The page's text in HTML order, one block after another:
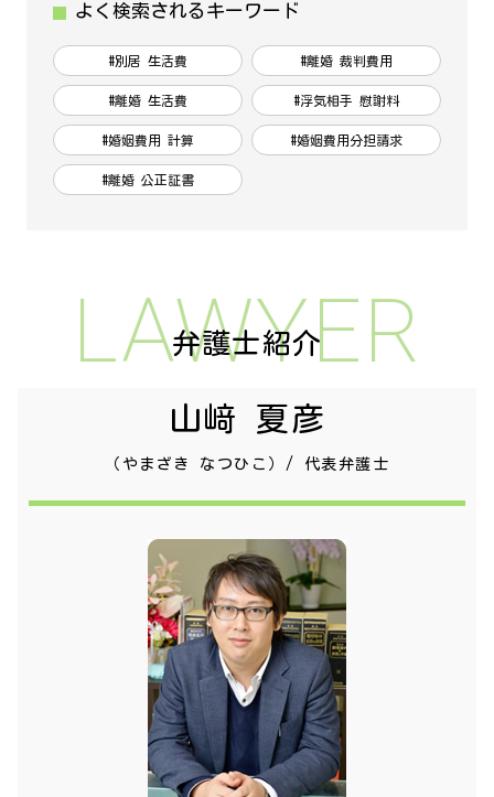
よく検索されるキーワード
#別居 生活費 #離婚 裁判費用
#離婚 生活費 #浮気相手 慰謝料
#婚姻費用 計算 #婚姻費用分担請求
#離婚 公正証書
LAWYER
弁護士紹介
山﨑 夏彦
（やまざき なつひこ）/ 代表弁護士